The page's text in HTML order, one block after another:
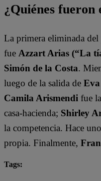
¿Quiénes
La primera eliminada del
fue Azzart Arias (“La
Simón de la Costa.
luego de la salida de
Camila Arismendi fue
casa-hacienda; Shirley
la competencia. Hace
propia. Finalmente,
Tags: